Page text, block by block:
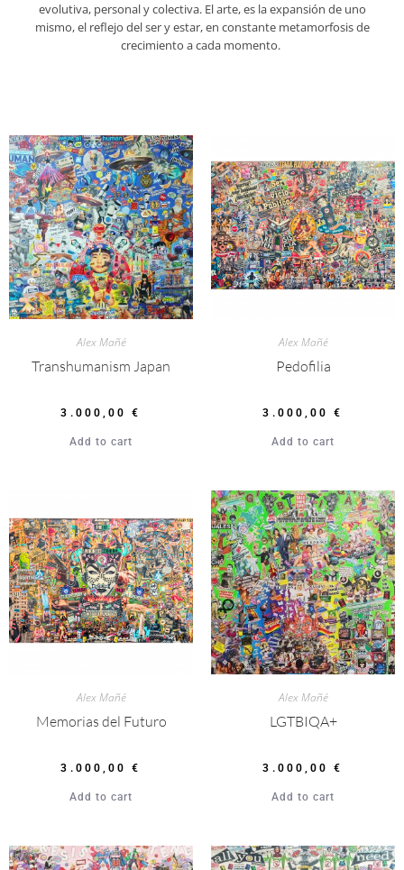
evolutiva, personal y colectiva. El arte, es la expansión de uno
mismo, el reflejo del ser y estar, en constante metamorfosis de
crecimiento a cada momento.
Alex Mañé
Transhumanism Japan
3.000,00€
Add to cart
Alex Mañé
Pedofilia
3.000,00€
Add to cart
Alex Mañé
Memorias del Futuro
3.000,00€
Add to cart
Alex Mañé
LGTBIQA+
3.000,00€
Add to cart